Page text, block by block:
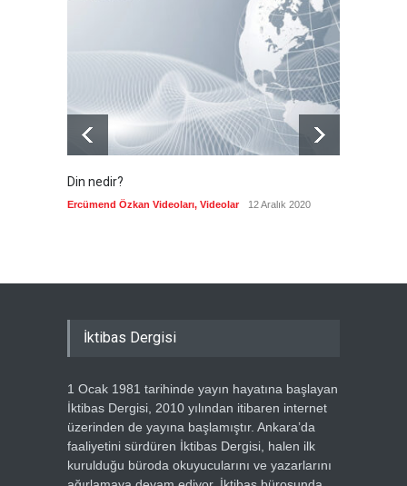
Kolombiya, solcu Petro'nun
yerine aşırı sağcı Espriella'yı
Güncel 8 Ağustos 2026
Din nedir?
Ercümend Özkan Videoları, Videolar 12 Aralık 2020
İktibas Dergisi
1 Ocak 1981 tarihinde yayın hayatına başlayan
İktibas Dergisi, 2010 yılından itibaren internet
üzerinden de yayına başlamıştır. Ankara’da
faaliyetini sürdüren İktibas Dergisi, halen ilk
kurulduğu büroda okuyucularını ve yazarlarını